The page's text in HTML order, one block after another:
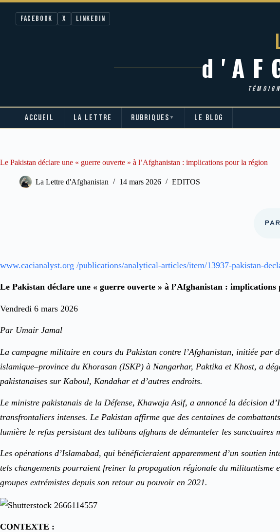
Facebook X LinkedIn
ACCUEIL LA LETTRE RUBRIQUES ▼ LE BLOG
Le Pakistan déclare une « guerre ouverte » à l’Afghanistan : implications pour la région
La Lettre d'Afghanistan 14 mars 2026 EDITOS
www.cacianalyst.org /publications/analytical-articles/item/13937-pakistan-
Le Pakistan déclare une « guerre ouverte » à l’Afghanistan :
Vendredi 6 mars 2026
Par Umair Jamal
La campagne militaire en cours du Pakistan contre l’Afghanistan, initiée par
islamique–province du Khorasan (ISKP) à Nangarhar, Paktika et Khost, a
pakistanaises sur Kaboul, Kandahar et d’autres endroits.
Le ministre pakistanais de la Défense, Khawaja Asif, a annoncé la décision
transfrontaliers intenses. Le Pakistan affirme que des centaines de
lumière le refus persistant des talibans afghans de démanteler les
Les opérations d’Islamabad, qui bénéficieraient apparemment d’un soutien
tels changements pourraient freiner la propagation régionale du
groupes extrémistes depuis son retour au pouvoir en 2021.
CONTEXTE :